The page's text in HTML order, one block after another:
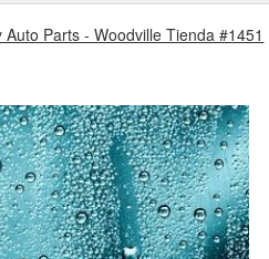
Auto Parts - Woodville Tienda #1451